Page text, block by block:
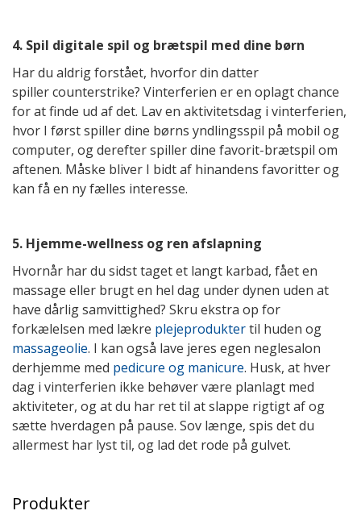
4. Spil digitale spil og brætspil med dine børn
Har du aldrig forstået, hvorfor din datter
spiller counterstrike? Vinterferien er en oplagt chance
for at finde ud af det. Lav en aktivitetsdag i vinterferien,
hvor I først spiller dine børns yndlingsspil på mobil og
computer, og derefter spiller dine favorit-brætspil om
aftenen. Måske bliver I bidt af hinandens favoritter og
kan få en ny fælles interesse.
5. Hjemme-wellness og ren afslapning
Hvornår har du sidst taget et langt karbad, fået en
massage eller brugt en hel dag under dynen uden at
have dårlig samvittighed? Skru ekstra op for
forkælelsen med lækre plejeproduktertil huden og
massageolie. I kan også lave jeres egen neglesalon
derhjemme med pedicure og manicure. Husk, at hver
dag i vinterferien ikke behøver være planlagt med
aktiviteter, og at du har ret til at slappe rigtigt af og
sætte hverdagen på pause. Sov længe, spis det du
allermest har lyst til, og lad det rode på gulvet.
Produkter